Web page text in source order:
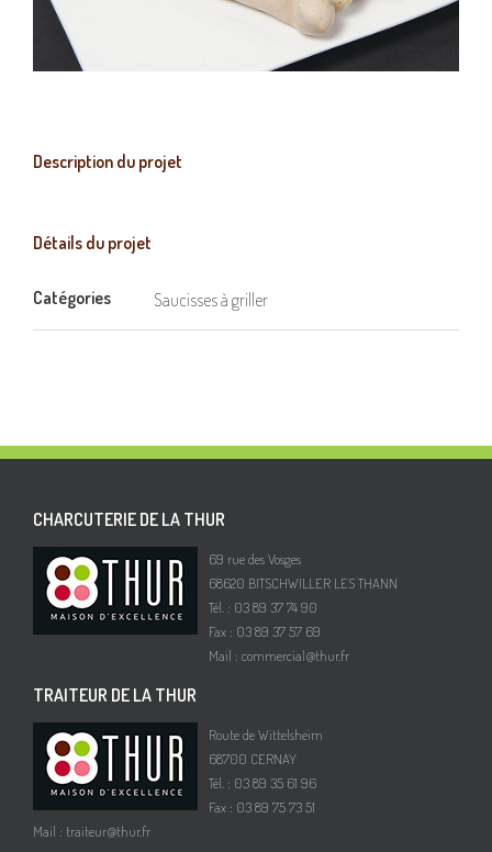
Description du projet
Détails du projet
Catégories Saucisses à griller
CHARCUTERIE DE LA THUR
69 rue des Vosges
68620 BITSCHWILLER LES THANN
Tél. : 03 89 37 74 90
Fax : 03 89 37 57 69
Mail : commercial@thur.fr
TRAITEUR DE LA THUR
Route de Wittelsheim
68700 CERNAY
Tél. : 03 89 35 61 96
Fax : 03 89 75 73 51
Mail : traiteur@thur.fr